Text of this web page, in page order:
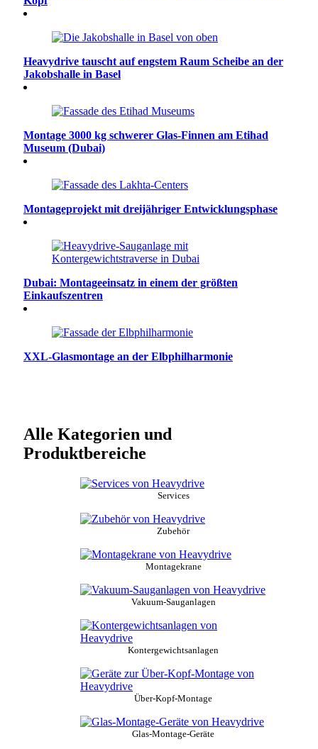
Heavydrive tauscht auf engstem Raum Scheibe an der
Jakobshalle in Basel
Montage 3000 kg schwerer Glas-Finnen am Etihad
Museum (Dubai)
Montageprojekt mit dreijähriger Entwicklungsphase
Dubai: Montageeinsatz in einem der größten
Einkaufszentren
XXL-Glasmontage an der Elbphilharmonie
Alle Kategorien und
Produktbereiche
Services
Zubehör
Montagekrane
Vakuum-Sauganlagen
Kontergewichtsanlagen
Über-Kopf-Montage
Glas-Montage-Geräte